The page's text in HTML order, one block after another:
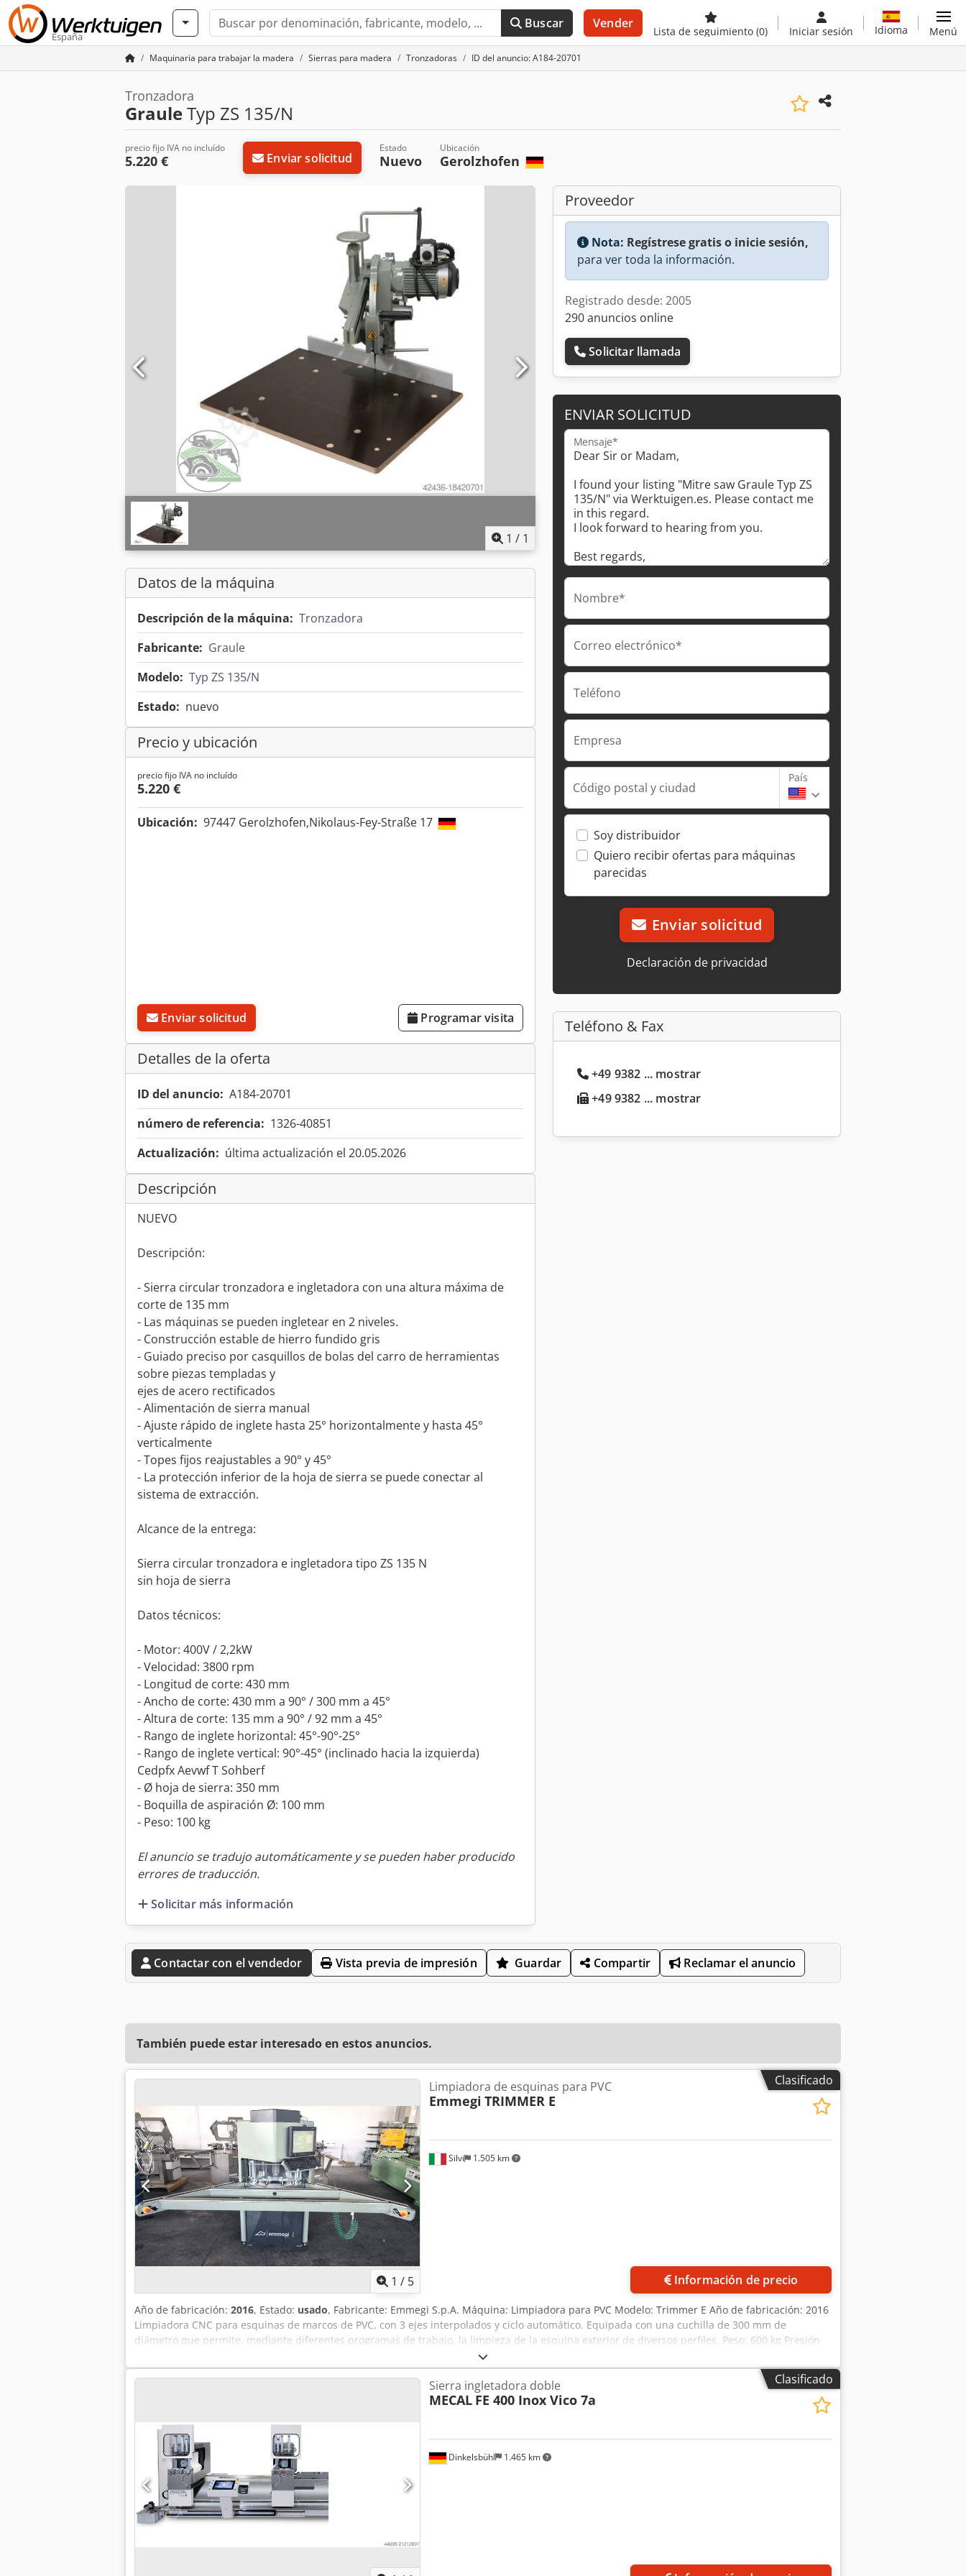
España
Buscar Vender
Lista de seguimiento (0) Iniciar sesión Idioma Menú
Maquinaria para trabajar la madera Sierras para madera Tronzadoras ID del anuncio: A184-20701
Tronzadora
GrauleTyp ZS 135/N
precio fijo IVA no incluído
5.220 € Enviar solicitud
Estado
Nuevo
Ubicación
Gerolzhofen
1 / 1
Datos de la máquina
Descripción de la máquina: Tronzadora
Fabricante: Graule
Modelo: Typ ZS 135/N
Estado: nuevo
Precio y ubicación
precio fijo IVA no incluído
5.220 €
Ubicación: 97447 Gerolzhofen,Nikolaus-Fey-Straße 17
Enviar solicitud Programar visita
Detalles de la oferta
ID del anuncio: A184-20701
número de referencia: 1326-40851
Actualización: última actualización el 20.05.2026
Descripción
NUEVO
Descripción:
- Sierra circular tronzadora e ingletadora con una altura máxima de
corte de 135 mm
- Las máquinas se pueden ingletear en 2 niveles.
- Construcción estable de hierro fundido gris
- Guiado preciso por casquillos de bolas del carro de herramientas
sobre piezas templadas y
ejes de acero rectificados
- Alimentación de sierra manual
- Ajuste rápido de inglete hasta 25° horizontalmente y hasta 45°
verticalmente
- Topes fijos reajustables a 90° y 45°
- La protección inferior de la hoja de sierra se puede conectar al
sistema de extracción.
Alcance de la entrega:
Sierra circular tronzadora e ingletadora tipo ZS 135 N
sin hoja de sierra
Datos técnicos:
- Motor: 400V / 2,2kW
- Velocidad: 3800 rpm
- Longitud de corte: 430 mm
- Ancho de corte: 430 mm a 90° / 300 mm a 45°
- Altura de corte: 135 mm a 90° / 92 mm a 45°
- Rango de inglete horizontal: 45°-90°-25°
- Rango de inglete vertical: 90°-45° (inclinado hacia la izquierda)
Cedpfx Aevwf T Sohberf
- Ø hoja de sierra: 350 mm
- Boquilla de aspiración Ø: 100 mm
- Peso: 100 kg
El anuncio se tradujo automáticamente y se pueden haber producido
errores de traducción.
Solicitar más información
Proveedor
Nota: Regístrese gratis o inicie sesión,
para ver toda la información.
Registrado desde: 2005
290 anuncios online
Solicitar llamada
ENVIAR SOLICITUD
Mensaje*
Nombre*
Correo electrónico*
Teléfono
Empresa
Código postal y ciudad
País
Soy distribuidor
Quiero recibir ofertas para máquinas
parecidas
Enviar solicitud
Declaración de privacidad
Teléfono & Fax
+49 9382 ... mostrar
+49 9382 ... mostrar
Contactar con el vendedor Vista previa de impresión Guardar Compartir Reclamar el anuncio
También puede estar interesado en estos anuncios.
Clasificado
1 / 5
Silvi 1.505 km
Limpiadora de esquinas para PVC
Emmegi TRIMMER E
Información de precio
Año de fabricación: 2016, Estado: usado, Fabricante: Emmegi S.p.A. Máquina: Limpiadora para PVC Modelo: Trimmer E Año de fabricación: 2016
Limpiadora CNC para esquinas de marcos de PVC, con 3 ejes interpolados y ciclo automático. Equipada con una cuchilla de 300 mm de
diámetro que permite, mediante diferentes programas de trabajo, la limpieza de la esquina exterior de diversos perfiles. Peso: 600 kg Presión
de aire: 6 – 7 bar Motor: E48 63/2 Velocidad: 2850 1/min Potencia: 3,5 kW Corriente: 6 A Cjdpfx Ahoywu A Ijberf Alimentación: 400/3 V Frecuencia:
50 Hz
Clasificado
Dinkelsbühl 1.465 km
Sierra ingletadora doble
MECAL FE 400 Inox Vico 7a